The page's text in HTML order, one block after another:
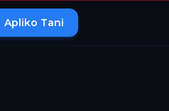
Apliko Tani